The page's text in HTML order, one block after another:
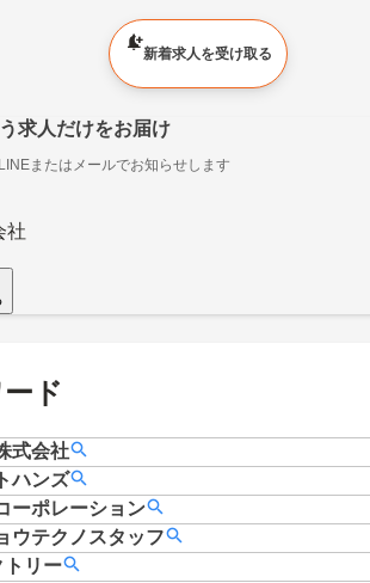
新着求人を受け取る
求人だけをお届け
またはメールでお知らせします
社
ド
式会社
ハンズ
ーポレーション
ウテクノスタッフ
トリー